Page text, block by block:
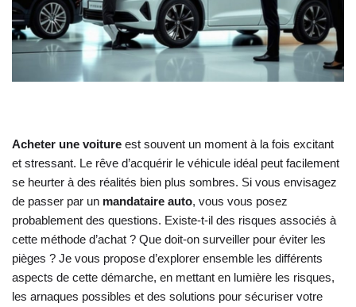
Acheter une voiture est souvent un moment à la fois excitant
et stressant. Le rêve d’acquérir le véhicule idéal peut facilement
se heurter à des réalités bien plus sombres. Si vous envisagez
de passer par un mandataire auto, vous vous posez
probablement des questions. Existe-t-il des risques associés à
cette méthode d’achat ? Que doit-on surveiller pour éviter les
pièges ? Je vous propose d’explorer ensemble les différents
aspects de cette démarche, en mettant en lumière les risques,
les arnaques possibles et des solutions pour sécuriser votre